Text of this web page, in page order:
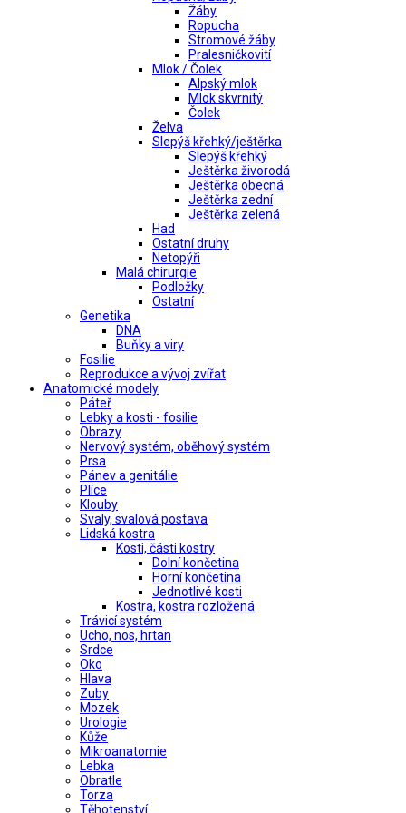
Žáby
Ropucha
Stromové žáby
Pralesničkovití
Mlok / Čolek
Alpský mlok
Mlok skvrnitý
Čolek
Želva
Slepýš křehký/ještěrka
Slepýš křehký
Ještěrka živorodá
Ještěrka obecná
Ještěrka zední
Ještěrka zelená
Had
Ostatní druhy
Netopýři
Malá chirurgie
Podložky
Ostatní
Genetika
DNA
Buňky a viry
Fosilie
Reprodukce a vývoj zvířat
Anatomické modely
Páteř
Lebky a kosti - fosilie
Obrazy
Nervový systém, oběhový systém
Prsa
Pánev a genitálie
Plíce
Klouby
Svaly, svalová postava
Lidská kostra
Kosti, části kostry
Dolní končetina
Horní končetina
Jednotlivé kosti
Kostra, kostra rozložená
Trávicí systém
Ucho, nos, hrtan
Srdce
Oko
Hlava
Zuby
Mozek
Urologie
Kůže
Mikroanatomie
Lebka
Obratle
Torza
Těhotenství